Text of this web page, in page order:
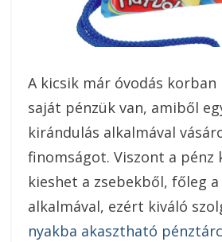
A kicsik már óvodás korban
saját pénzük van, amiből
kirándulás alkalmával
finomságot. Viszont a pénz
kieshet a zsebekből, főleg
alkalmával, ezért kiváló
nyakba akasztható